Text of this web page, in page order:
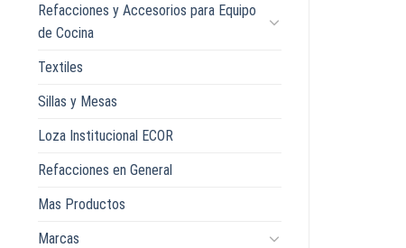
Refacciones y Accesorios para Equipo
de Cocina
Textiles
Sillas y Mesas
Loza Institucional ECOR
Refacciones en General
Mas Productos
Marcas